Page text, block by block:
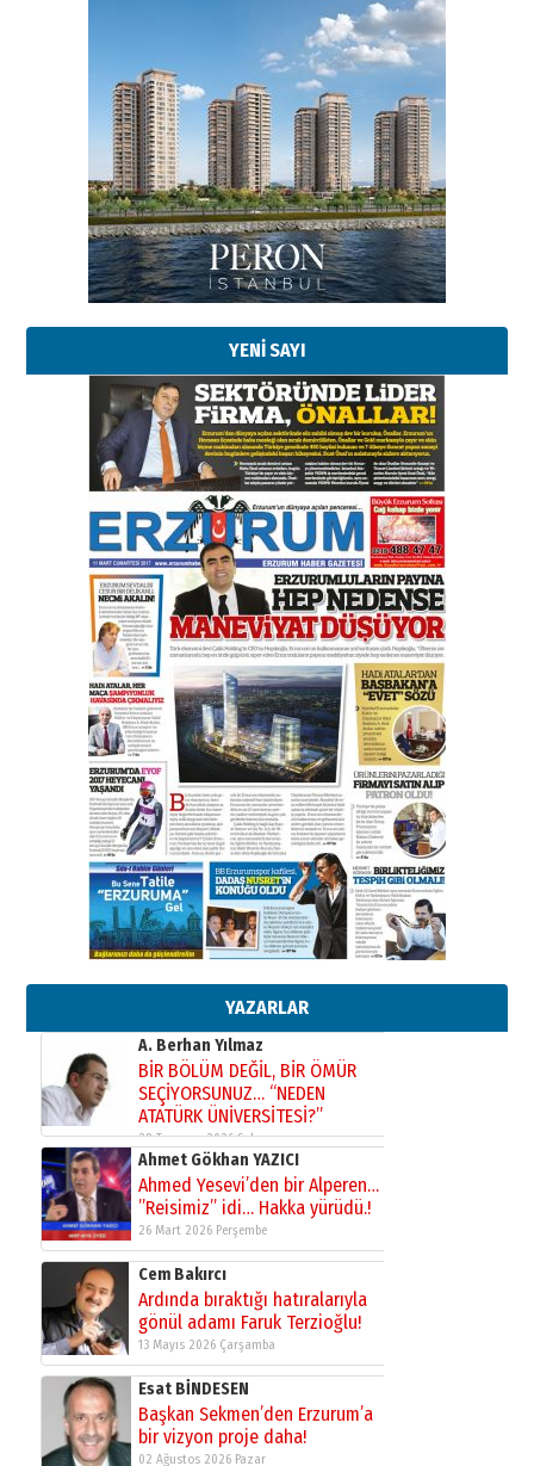
YENİ SAYI
YAZARLAR
Esat BİNDESEN
Başkan Sekmen’den Erzurum’a
bir vizyon proje daha!
02 Ağustos 2026 Pazar
Kadir SABUNCUOĞLU
Erzurumspor’un köşe taşları
29 Haziran 2026 Pazartesi
Kenan GÜLERCİ
Murat Şahsuvaroğlu ERKON’da
çıtayı yukarı taşırken,
yönetimdekiler aşağı
çekmemeli!
17 Şubat 2026 SalıOrhan BOZKURT
Bir fotoğraf, bir şehir, bir
gazeteci… Dizginler kimin
elinde?
31 Mart 2026 Salı
A. Berhan Yılmaz
BİR BÖLÜM DEĞİL, BİR ÖMÜR
SEÇİYORSUNUZ… “NEDEN
ATATÜRK ÜNİVERSİTESİ?”
28 Temmuz 2026 Salı
Ahmed Yesevi’den bir Alperen…
”Reisimiz” idi… Hakka yürüdü.!
26 Mart 2026 Perşembe
Cem Bakırcı
Ardında bıraktığı hatıralarıyla
gönül adamı Faruk Terzioğlu!
13 Mayıs 2026 Çarşamba
Esat BİNDESEN
Başkan Sekmen’den Erzurum’a
bir vizyon proje daha!
02 Ağustos 2026 Pazar
Kadir SABUNCUOĞLU
Erzurumspor’un köşe taşları
29 Haziran 2026 Pazartesi